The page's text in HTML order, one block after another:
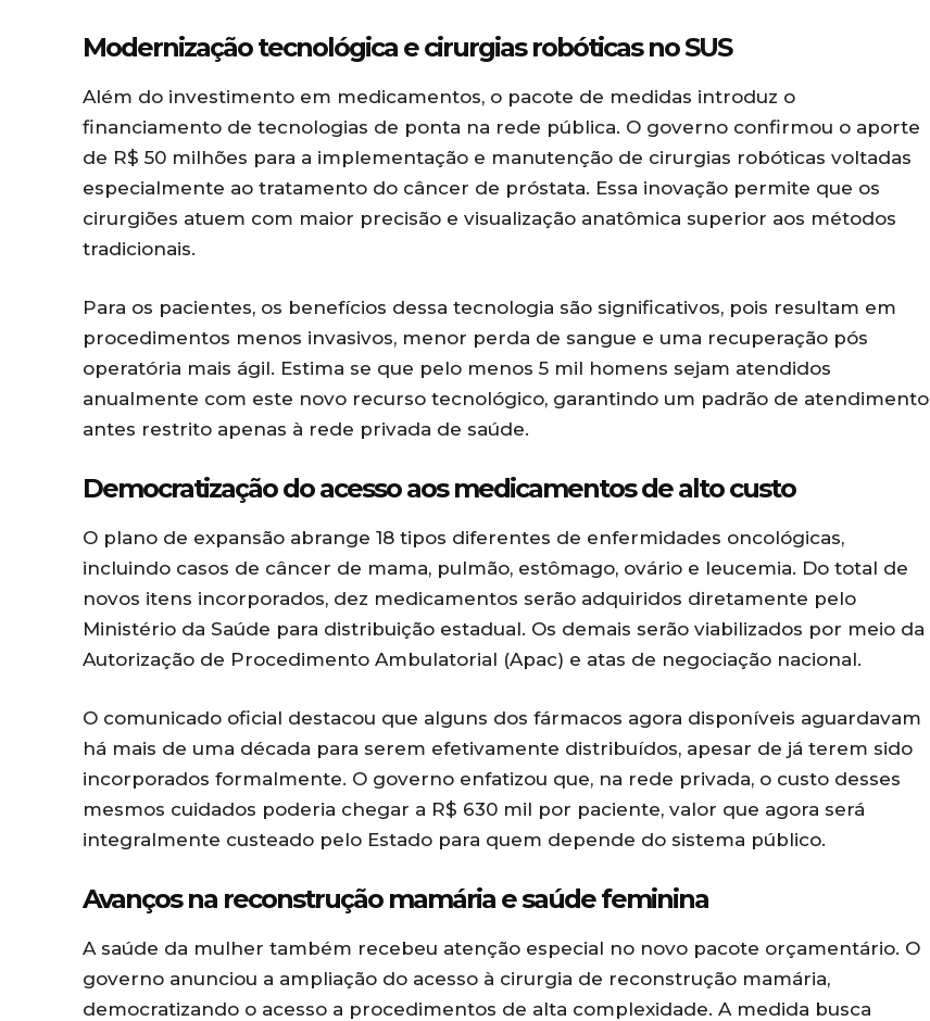
Modernização tecnológica e cirurgias robóticas no SUS
Além do investimento em medicamentos, o pacote de medidas introduz o
financiamento de tecnologias de ponta na rede pública. O governo confirmou o aporte
de R$ 50 milhões para a implementação e manutenção de cirurgias robóticas voltadas
especialmente ao tratamento do câncer de próstata. Essa inovação permite que os
cirurgiões atuem com maior precisão e visualização anatômica superior aos métodos
tradicionais.
Para os pacientes, os benefícios dessa tecnologia são significativos, pois resultam em
procedimentos menos invasivos, menor perda de sangue e uma recuperação pós
operatória mais ágil. Estima se que pelo menos 5 mil homens sejam atendidos
anualmente com este novo recurso tecnológico, garantindo um padrão de atendimento
antes restrito apenas à rede privada de saúde.
Democratização do acesso aos medicamentos de alto custo
O plano de expansão abrange 18 tipos diferentes de enfermidades oncológicas,
incluindo casos de câncer de mama, pulmão, estômago, ovário e leucemia. Do total de
novos itens incorporados, dez medicamentos serão adquiridos diretamente pelo
Ministério da Saúde para distribuição estadual. Os demais serão viabilizados por meio da
Autorização de Procedimento Ambulatorial (Apac) e atas de negociação nacional.
O comunicado oficial destacou que alguns dos fármacos agora disponíveis aguardavam
há mais de uma década para serem efetivamente distribuídos, apesar de já terem sido
incorporados formalmente. O governo enfatizou que, na rede privada, o custo desses
mesmos cuidados poderia chegar a R$ 630 mil por paciente, valor que agora será
integralmente custeado pelo Estado para quem depende do sistema público.
Avanços na reconstrução mamária e saúde feminina
A saúde da mulher também recebeu atenção especial no novo pacote orçamentário. O
governo anunciou a ampliação do acesso à cirurgia de reconstrução mamária,
democratizando o acesso a procedimentos de alta complexidade. A medida busca